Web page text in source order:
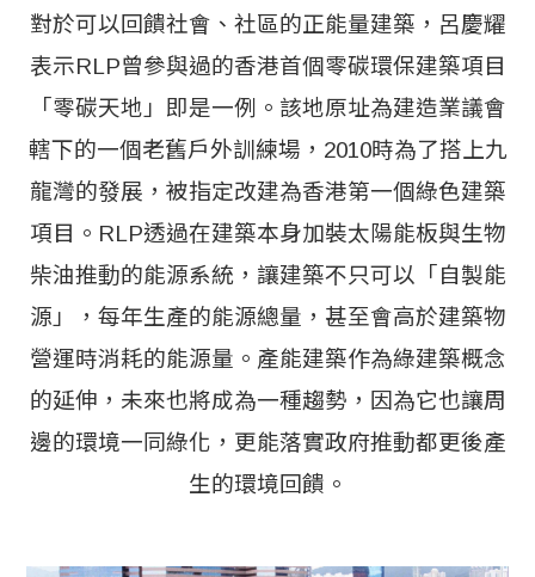
對於可以回饋社會、社區的正能量建築，呂慶耀
表示RLP曾參與過的香港首個零碳環保建築項目
「零碳天地」即是一例。該地原址為建造業議會
轄下的一個老舊戶外訓練場，2010時為了搭上九
龍灣的發展，被指定改建為香港第一個綠色建築
項目。RLP透過在建築本身加裝太陽能板與生物
柴油推動的能源系統，讓建築不只可以「自製能
源」，每年生產的能源總量，甚至會高於建築物
營運時消耗的能源量。產能建築作為綠建築概念
的延伸，未來也將成為一種趨勢，因為它也讓周
邊的環境一同綠化，更能落實政府推動都更後產
生的環境回饋。